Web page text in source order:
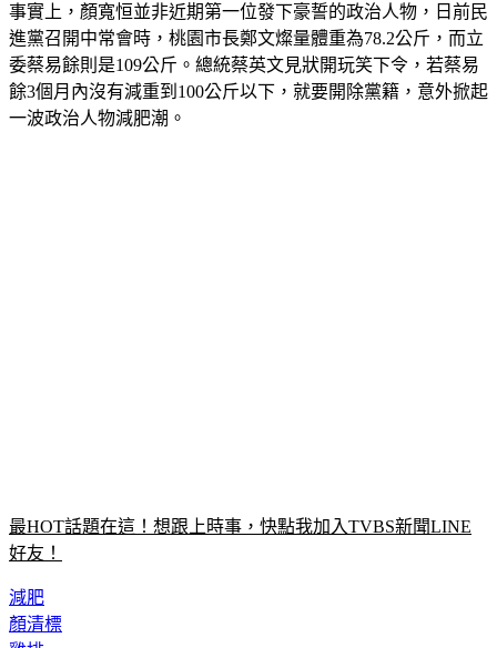
進黨召開中常會時，桃園市長鄭文燦量體重為78.2公斤，而立
委蔡易餘則是109公斤。總統蔡英文見狀開玩笑下令，若蔡易
餘3個月內沒有減重到100公斤以下，就要開除黨籍，意外掀起
一波政治人物減肥潮。
好友！
顏清標
雞排